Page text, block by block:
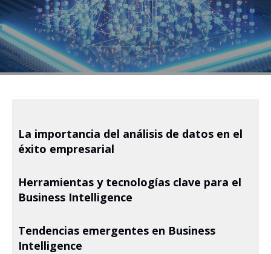
La importancia del análisis de datos en el
éxito empresarial
Herramientas y tecnologías clave para el
Business Intelligence
Tendencias emergentes en Business
Intelligence